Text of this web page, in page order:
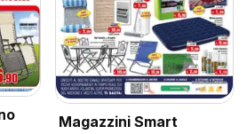
Magazzini Smart